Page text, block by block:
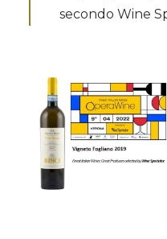
secondo Wine